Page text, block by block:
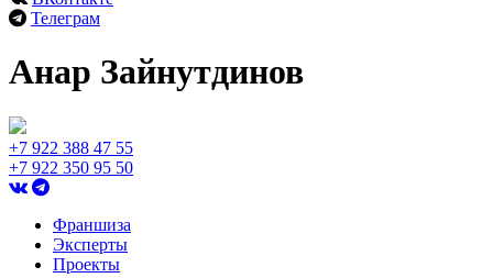
Телеграм
Анар Зайнутдинов
+7 922 388 47 55
+7 922 350 95 50
Франшиза
Эксперты
Проекты